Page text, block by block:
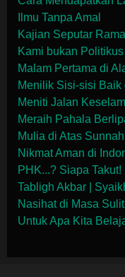
Ilmu Tanpa Amal
Kajian Seputar
Kami bukan Politikus
Malam Pertama di
Menilik Sisi-sisi
Meniti Jalan
Meraih Pahala
Mulia di Atas Sunnah
Nikmat Aman di
PHK...? Siapa Takut!
Tabligh Akbar |
Nasihat di Masa Sulit
Untuk Apa Kita